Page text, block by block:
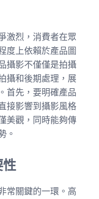
激烈，消費者在眾
度上依賴於產品圖
攝影不僅僅是拍攝
攝和後期處理，展
首先，要明確產品
接影響到攝影風格
美觀，同時能夠傳
。
常關鍵的一環。高